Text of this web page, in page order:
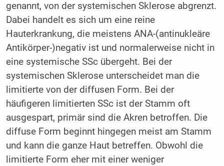
genannt, von der systemischen Sklerose abgrenzt.
Dabei handelt es sich um eine reine
Hauterkrankung, die meistens ANA-(antinukleäre
Antikörper-)negativ ist und normalerweise nicht in
eine systemische SSc übergeht. Bei der
systemischen Sklerose unterscheidet man die
limitierte von der diffusen Form. Bei der
häufigeren limitierten SSc ist der Stamm oft
ausgespart, primär sind die Akren betroffen. Die
diffuse Form beginnt hingegen meist am Stamm
und kann die ganze Haut betreffen. Obwohl die
limitierte Form eher mit einer weniger